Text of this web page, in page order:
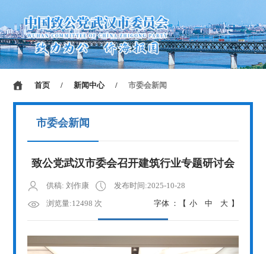
首页 / 新闻中心 / 市委会新闻
市委会新闻
致公党武汉市委会召开建筑行业专题研讨会
供稿: 刘作康
发布时间:2025-10-28
浏览量:12498 次
字体 ：【 小 中 大 】